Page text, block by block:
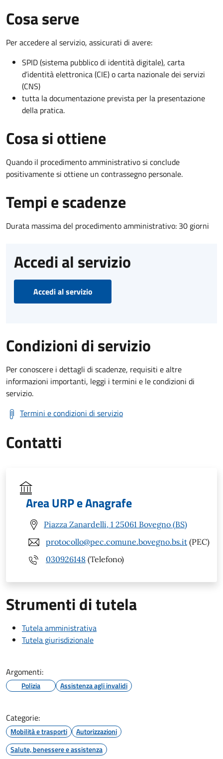
Cosa serve
Per accedere al servizio, assicurati di avere:
SPID (sistema pubblico di identità digitale), carta
d’identità elettronica (CIE) o carta nazionale dei servizi
(CNS)
tutta la documentazione prevista per la presentazione
della pratica.
Cosa si ottiene
Quando il procedimento amministrativo si conclude
positivamente si ottiene un contrassegno personale.
Tempi e scadenze
Durata massima del procedimento amministrativo: 30 giorni
Accedi al servizio
Accedi al servizio
Condizioni di servizio
Per conoscere i dettagli di scadenze, requisiti e altre
informazioni importanti, leggi i termini e le condizioni di
servizio.
Termini e condizioni di servizio
Contatti
Area URP e Anagrafe
Piazza Zanardelli, 1 25061 Bovegno (BS)
protocollo@pec.comune.bovegno.bs.it (PEC)
030926148 (Telefono)
Strumenti di tutela
Tutela amministrativa
Tutela giurisdizionale
Argomenti:
Polizia Assistenza agli invalidi
Categorie:
Mobilità e trasporti
Autorizzazioni
Salute, benessere e assistenza